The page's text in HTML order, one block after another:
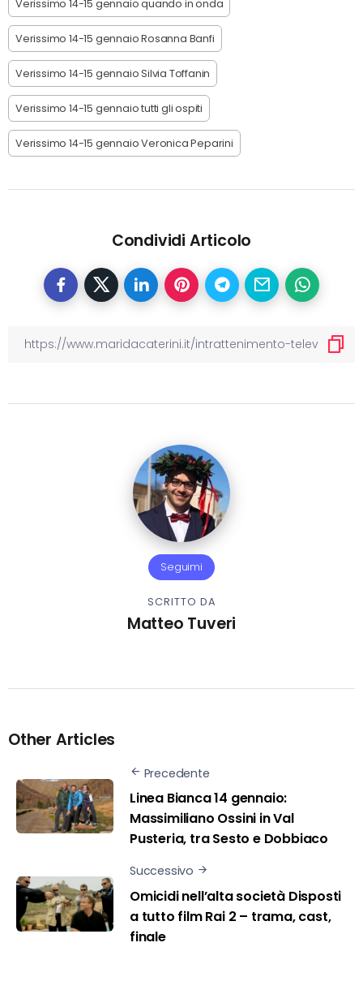
Verissimo 14-15 gennaio quando in onda
Verissimo 14-15 gennaio Rosanna Banfi
Verissimo 14-15 gennaio Silvia Toffanin
Verissimo 14-15 gennaio tutti gli ospiti
Verissimo 14-15 gennaio Veronica Peparini
Condividi Articolo
Seguimi
SCRITTO DA
Matteo Tuveri
Other Articles
Precedente
Linea Bianca 14 gennaio:
Massimiliano Ossini in Val
Pusteria, tra Sesto e Dobbiaco
Successivo
Omicidi nell’alta società Disposti
a tutto film Rai 2 – trama, cast,
finale